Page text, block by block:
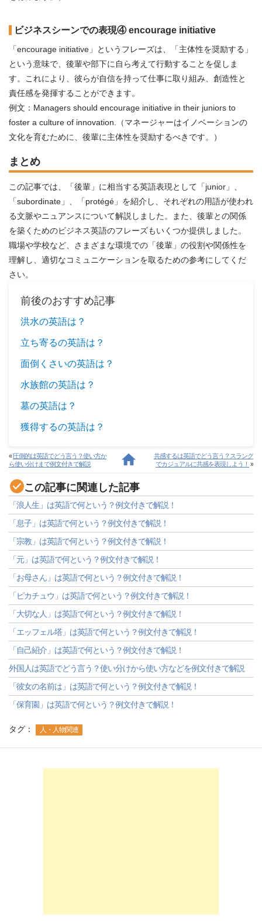
ビジネスシーンでの表現④ encourage initiative
「encourage initiative」というフレーズは、「主体性を奨励する」
という意味で、後輩や部下に自ら考えて行動することを促しま
す。これにより、彼らが自信を持って仕事に取り組み、創造性と
責任感を発揮することができます。
例文：Managers should encourage initiative in their juniors to
foster a culture of innovation.（マネージャーはイノベーションの
文化を育むために、後輩に主体性を奨励するべきです。）
まとめ
この記事では、「後輩」に相当する英語表現として「junior」、
「subordinate」、「protégé」を紹介し、それぞれの用語が使われ
る文脈やニュアンスについて解説しました。また、後輩との関係
を築くためのビジネス英語のフレーズもいくつか提供しました。
職場や学校など、さまざまな環境での「後輩」の役割や関係性を
理解し、適切なコミュニケーションを取るための参考にしてくだ
さい。
前後のおすすめ記事
洪水の英語は？
立ち寄るの英語は？
面倒くさいの英語は？
水族館の英語は？
墓の英語は？
獲得するの英語は？
«圧倒的は英語でどう言う？使い方か
ら使い分けまで例文付きで解説
共感するは英語でどう言う？スラング
でカジュアルに共感を表現しよう！ »
この記事に関連した記事
「浪人生」は英語で何という？例文付きで解説！
「息子」は英語で何という？例文付きで解説！
「宗教」は英語で何という？例文付きで解説！
「元」は英語で何という？例文付きで解説！
「お母さん」は英語で何という？例文付きで解説！
「ピカチュウ」は英語で何という？例文付きで解説！
「大切な人」は英語で何という？例文付きで解説！
「エッフェル塔」は英語で何という？例文付きで解説！
「自己紹介」は英語で何という？例文付きで解説！
外国人は英語でどう言う？使い分けから使い方などを例文付きで解説
「彼女の名前は」は英語で何という？例文付きで解説！
「保育園」は英語で何という？例文付きで解説！
タグ： 人・人物関連